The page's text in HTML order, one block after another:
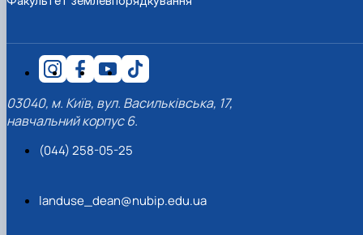
03040, м. Київ, вул. Васильківська, 17,
навчальний корпус 6.
(044) 258-05-25
landuse_dean@nubip.edu.ua